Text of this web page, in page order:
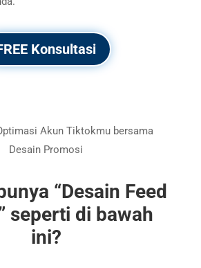
Konsultasi
Akun Tiktokmu bersama
Desain Promosi
“Desain Feed
seperti di bawah
ini?